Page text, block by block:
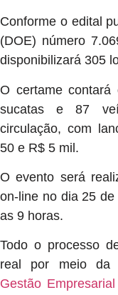
Conforme o edital
(DOE) número
disponibilizará 305
O certame contará
sucatas e 87
circulação, com
50 e R$ 5 mil.
O evento será
on-line no dia 25
as 9 horas.
Todo o processo
real por meio da
Gestão